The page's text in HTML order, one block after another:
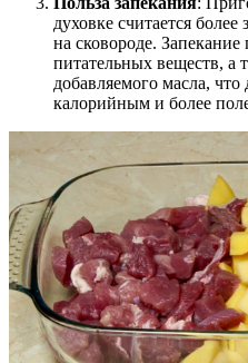
духовке считается
на сковороде. Запекание
питательных веществ, а
добавляемого масла,
калорийным и более